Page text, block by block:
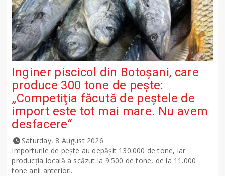
Inginer piscicol din Botoşani, care
produce 300 tone de peşte:
„Competiţia făcută de peştele de
import este tot mai mare. Nu avem
desfacere“
Saturday, 8 August 2026
Importurile de peşte au depăşit 130.000 de tone, iar
producţia locală a scăzut la 9.500 de tone, de la 11.000
tone anii anteriori.